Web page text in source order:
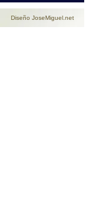
Diseño JoseMiguel.net